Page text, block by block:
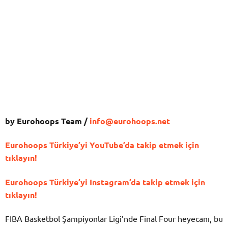
by Eurohoops Team /info@eurohoops.net
Eurohoops Türkiye’yi YouTube’da takip etmek için
tıklayın!
Eurohoops Türkiye’yi Instagram’da takip etmek için
tıklayın!
FIBA Basketbol Şampiyonlar Ligi’nde Final Four heyecanı, bu